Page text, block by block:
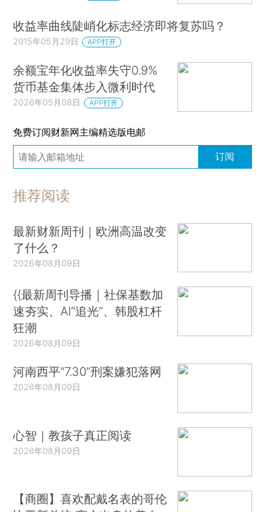
收益率曲线陡峭化标志经济即将复苏吗？
2015年05月29日 APP打开
余额宝年化收益率失守0.9%
货币基金集体步入微利时代
2026年05月08日 APP打开
免费订阅财新网主编精选版电邮
订阅
推荐阅读
最新财新周刊｜欧洲高温改变
了什么？
2026年08月09日
{{最新周刊导播｜社保基数加
速夯实、AI“追光”、韩股杠杆
狂潮
2026年08月09日
河南西平“7.30”刑案嫌犯落网
2026年08月09日
心智｜教孩子真正阅读
2026年08月09日
【商圈】喜欢配戴名表的哥伦